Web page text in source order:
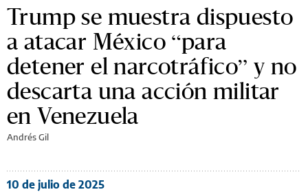
Trump se muestra dispuesto
a atacar México “para
detener el narcotráfico” y no
descarta una acción militar
en Venezuela
Andrés Gil
10 de julio de 2025